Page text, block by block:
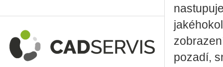
pozadí,